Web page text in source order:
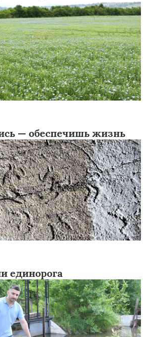
— обеспечишь жизнь
единорога